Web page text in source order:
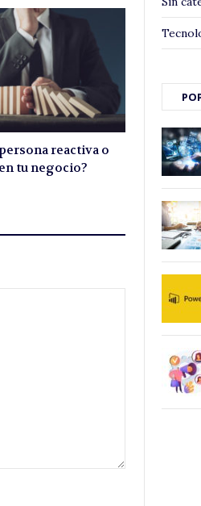
reactiva o
tu negocio?